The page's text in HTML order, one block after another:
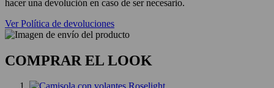
hacer una devolución en caso de ser necesario.
Ver Política de devoluciones
COMPRAR EL LOOK